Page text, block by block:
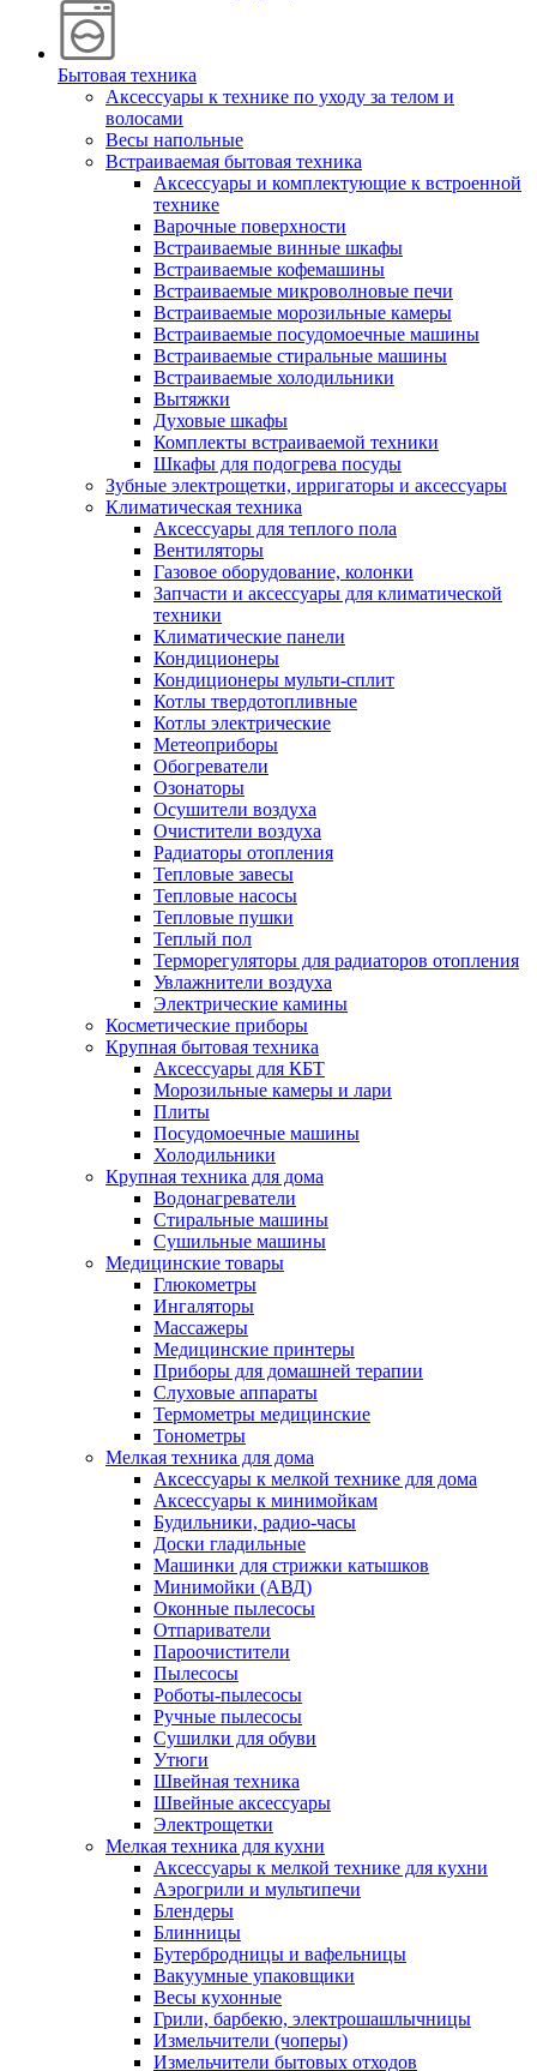
Бытовая техника
Аксессуары к технике по уходу за телом и
волосами
Весы напольные
Встраиваемая бытовая техника
Аксессуары и комплектующие к встроенной
технике
Варочные поверхности
Встраиваемые винные шкафы
Встраиваемые кофемашины
Встраиваемые микроволновые печи
Встраиваемые морозильные камеры
Встраиваемые посудомоечные машины
Встраиваемые стиральные машины
Встраиваемые холодильники
Вытяжки
Духовые шкафы
Комплекты встраиваемой техники
Шкафы для подогрева посуды
Зубные электрощетки, ирригаторы и аксессуары
Климатическая техника
Аксессуары для теплого пола
Вентиляторы
Газовое оборудование, колонки
Запчасти и аксессуары для климатической
техники
Климатические панели
Кондиционеры
Кондиционеры мульти-сплит
Котлы твердотопливные
Котлы электрические
Метеоприборы
Обогреватели
Озонаторы
Осушители воздуха
Очистители воздуха
Радиаторы отопления
Тепловые завесы
Тепловые насосы
Тепловые пушки
Теплый пол
Терморегуляторы для радиаторов отопления
Увлажнители воздуха
Электрические камины
Косметические приборы
Крупная бытовая техника
Аксессуары для КБТ
Морозильные камеры и лари
Плиты
Посудомоечные машины
Холодильники
Крупная техника для дома
Водонагреватели
Стиральные машины
Сушильные машины
Медицинские товары
Глюкометры
Ингаляторы
Массажеры
Медицинские принтеры
Приборы для домашней терапии
Слуховые аппараты
Термометры медицинские
Тонометры
Мелкая техника для дома
Аксессуары к мелкой технике для дома
Аксессуары к минимойкам
Будильники, радио-часы
Доски гладильные
Машинки для стрижки катышков
Минимойки (АВД)
Оконные пылесосы
Отпариватели
Пароочистители
Пылесосы
Роботы-пылесосы
Ручные пылесосы
Сушилки для обуви
Утюги
Швейная техника
Швейные аксессуары
Электрощетки
Мелкая техника для кухни
Аксессуары к мелкой технике для кухни
Аэрогрили и мультипечи
Блендеры
Блинницы
Бутербродницы и вафельницы
Вакуумные упаковщики
Весы кухонные
Грили, барбекю, электрошашлычницы
Измельчители (чоперы)
Измельчители бытовых отходов